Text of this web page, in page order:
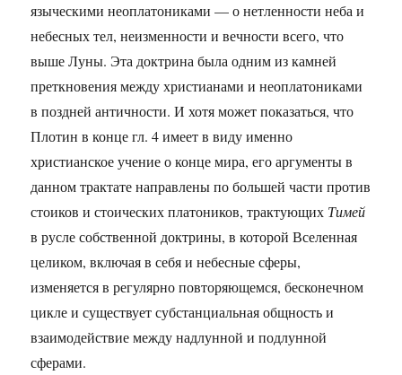
языческими неоплатониками — о нетленности неба и
небесных тел, неизменности и вечности всего, что
выше Луны. Эта доктрина была одним из камней
преткновения между христианами и неоплатониками
в поздней античности. И хотя может показаться, что
Плотин в конце гл. 4 имеет в виду именно
христианское учение о конце мира, его аргументы в
данном трактате направлены по большей части против
стоиков и стоических платоников, трактующих Тимей
в русле собственной доктрины, в которой Вселенная
целиком, включая в себя и небесные сферы,
изменяется в регулярно повторяющемся, бесконечном
цикле и существует субстанциальная общность и
взаимодействие между надлунной и подлунной
сферами.